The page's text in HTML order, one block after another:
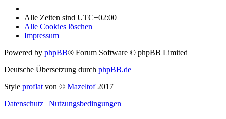
Alle Zeiten sind UTC+02:00
Alle Cookies löschen
Impressum
Powered by phpBB® Forum Software © phpBB Limited
Deutsche Übersetzung durch phpBB.de
Style proflat von © Mazeltof2017
Datenschutz | Nutzungsbedingungen